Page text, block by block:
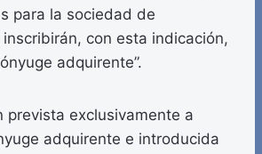
para la sociedad de
con esta indicación,
adquirente”.
prevista exclusivamente a
adquirente e introducida